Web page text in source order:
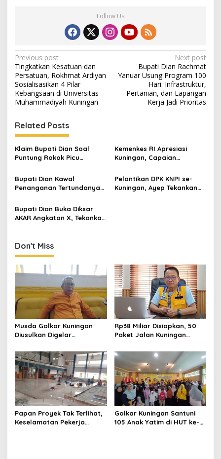
Follow Us
Post
navigation
Previous post
Tingkatkan Kesatuan dan
Persatuan, Rokhmat Ardiyan
Sosialisasikan 4 Pilar
Kebangsaan di Universitas
Muhammadiyah Kuningan
Next post
Bupati Dian Rachmat
Yanuar Usung Program 100
Hari: Infrastruktur,
Pertanian, dan Lapangan
Kerja Jadi Prioritas
Related Posts
Klaim Bupati Dian Soal
Puntung Rokok Picu
Jabar Hejo, Sebut Tak
Sesuai Kajian Ilmiah
Kemenkes RI Apresiasi
Kuningan, Capaian
Stunting Tembus 100 Persen
Bupati Dian Kawal
Penanganan Tertundanya
Umrah Kuningan, Minta Hak
Jemaah Dipenuhi
Pelantikan DPK KNPI se-
Kuningan, Ayep Tekankan
Bupati Dian Buka Diksar
AKAR Angkatan X, Tekankan
Don't Miss
Musda Golkar Kuningan
Diusulkan Digelar
Mulai Matangkan Persiapan
Rp38 Miliar Disiapkan, 50
Paket Jalan Kuningan
Kilometer
Papan Proyek Tak Terlihat,
Keselamatan Pekerja
Golkar Kuningan Santuni
105 Anak Yatim di HUT ke-